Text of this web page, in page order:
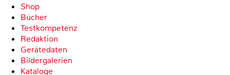
Shop
Bücher
Testkompetenz
Redaktion
Gerätedaten
Bildergalerien
Kataloge